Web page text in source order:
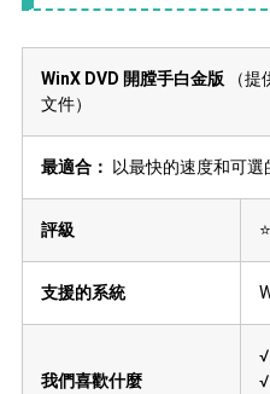
WinX DVD 開膛手白金版
（
文件）
最適合： 以最快的速度和可選
評級
支援的系統
我們喜歡什麼